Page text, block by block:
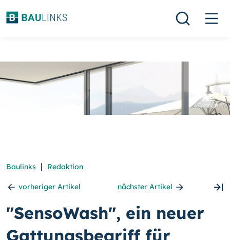
Baulinks | Redaktion
vorheriger Artikel nächster Artikel
"SensoWash", ein neuer
Gattungsbegriff für